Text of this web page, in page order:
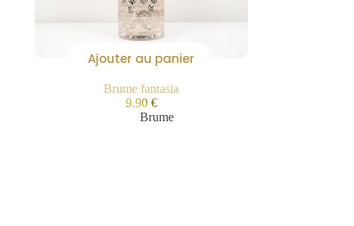
Ajouter au panier
Brume fantasia
9.90 €
Brume